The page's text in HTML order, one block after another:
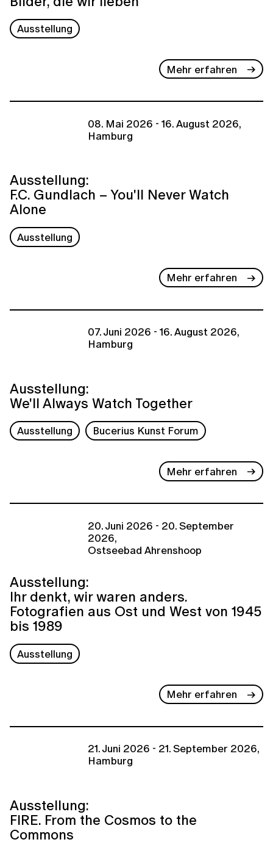
Ausstellung
Mehr erfahren
08. Mai 2026 - 16. August 2026,
Hamburg
Ausstellung:
F.C. Gundlach – You'll Never Watch
Alone
Ausstellung
Mehr erfahren
07. Juni 2026 - 16. August 2026,
Hamburg
Ausstellung:
We'll Always Watch Together
Ausstellung Bucerius Kunst Forum
Mehr erfahren
20. Juni 2026 - 20. September
2026,
Ostseebad Ahrenshoop
Ausstellung:
Ihr denkt, wir waren anders.
Fotografien aus Ost und West von 1945
bis 1989
Ausstellung
Mehr erfahren
21. Juni 2026 - 21. September 2026,
Hamburg
Ausstellung:
FIRE. From the Cosmos to the
Commons